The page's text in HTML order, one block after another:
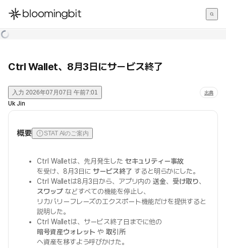
한국어
Ctrl Wallet、8月3日にサービス終了
入力 2026年07月07日 午前7:01 出典
Uk Jin
概要 STAT AIのご案内
Ctrl Walletは、先月発生した セキュリティー事故
を受け、8月3日にサービス終了 すると明らかにした。
Ctrl Walletは8月3日から、アプリ内の送金、 受け取り、
スワップなどすべての機能を停止し、
リカバリーフレーズのエクスポート機能だけを提供すると
説明した。
Ctrl Walletは、サービス終了日までに他の
暗号資産ウォレット や取引所
へ資産を移すよう呼びかけた。